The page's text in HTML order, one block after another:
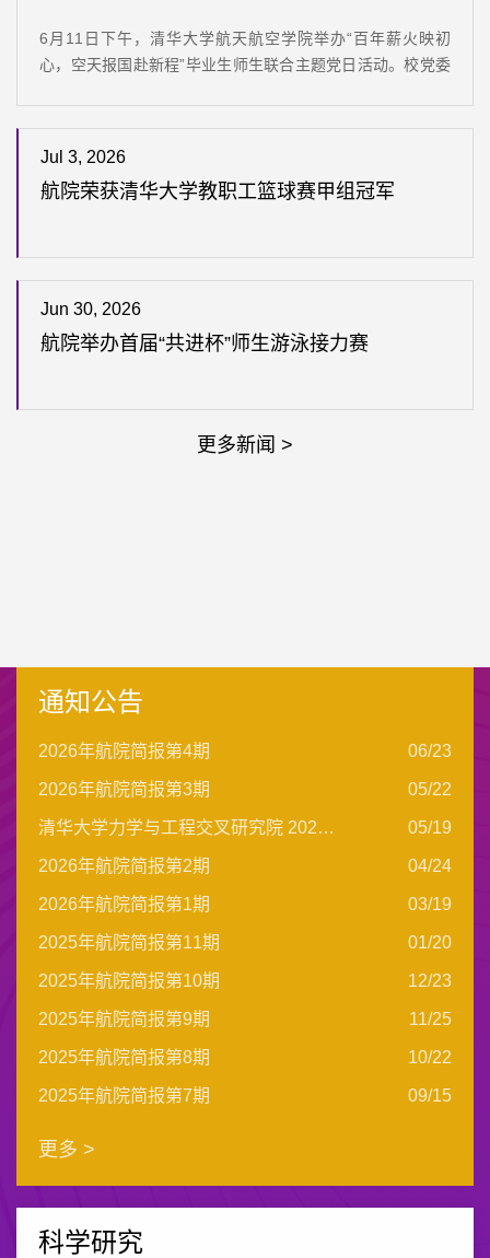
6月11日下午，清华大学航天航空学院举办“百年薪火映初
心，空天报国赴新程”毕业生师生联合主题党日活动。校党委
支部联合开展。赵罡指出，清华红色底蕴深厚，自建校之初
便扎根家国、服务国家重大战略，历代清华学子深耕国防空
Jul 3, 2026
航院荣获清华大学教职工篮球赛甲组冠军
Jun 30, 2026
航院举办首届“共进杯”师生游泳接力赛
更多新闻 >
通知公告
2026年航院简报第4期 06/23
2026年航院简报第3期 05/22
清华大学力学与工程交叉研究院 2026年暑期体验营报名通知 05/19
2026年航院简报第2期 04/24
2026年航院简报第1期 03/19
2025年航院简报第11期 01/20
2025年航院简报第10期 12/23
2025年航院简报第9期 11/25
2025年航院简报第8期 10/22
2025年航院简报第7期 09/15
更多 >
科学研究